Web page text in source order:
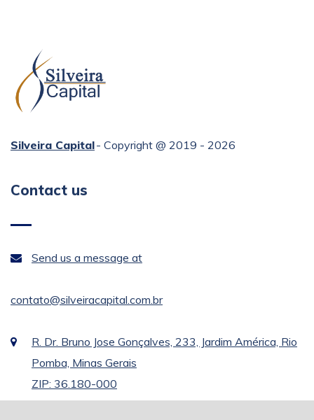
Silveira Capital- Copyright @ 2019 - 2026
Contact us
Send us a message at
contato@silveiracapital.com.br
R. Dr. Bruno Jose Gonçalves, 233, Jardim América, Rio
Pomba, Minas Gerais
ZIP: 36.180-000